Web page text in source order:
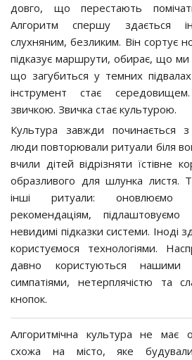
довго, що перестають
Алгоритм спершу здається
слухняним, безликим. Він сортує
підказує маршрути, обирає, що
що загубиться у темних
інструмент стає
звичкою. Звичка стає культурою.
Культура завжди починається
люди повторювали ритуали біля
вчили дітей відрізняти їстівне
образливого для шлунка листя.
інші ритуали: оновлюємо
рекомендаціям,
невидимі підказки системи. Іноді
користуємося технологіями.
давно користуються нашими
симпатіями, нетерплячістю та
кнопок.
Алгоритмічна культура не має
схожа на місто, яке